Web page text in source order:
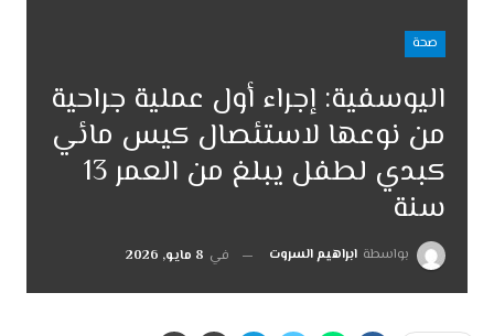
صحة
اليوسفية: إجراء أول عملية جراحية
من نوعها لاستئصال كيس مائي
كبدي لطفل يبلغ من العمر 13
سنة
بواسطة ابراهيم السروت في 8 مايو, 2026